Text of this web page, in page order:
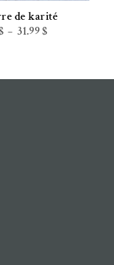
de karité
– 31.99 $Plage